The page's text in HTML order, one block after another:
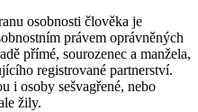
osobnosti člověka je
právem oprávněných
přímé, sourozenec a manžela,
registrované partnerství.
i osoby sešvagřené, nebo
žily.